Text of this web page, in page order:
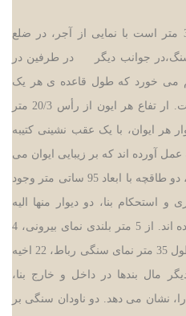
درازای رباط، 35 متر و پهنایش 30 متر است با نمایی از آجر، در ضلع
جوانب دیگر در طرفین در
می خورد که طول قاعده ی هر یک
30/3 متر و عرض آن 80/1 متر است. ار تفاع هر ایون از رأس 20/3 متر
هر ایوان، با یک عقب نشینی کتیبه
به عمل آورده اند که بر زیبایی ایوان می
افزاید. بر دیوارهای جانبی هر ایوان، دو طاقچه با ابعاد 95 ساتی متر وجود
استحکام بنا، دو دیوار منها الیه
غربی و شرقی رباط، فاقد این پدیده اند. از 5 متر بلندی نمای بیرونی، 4
متر آجر و بقیه از سنگ است. در طول 35 متر نمای سنگی رباط، 22 اخیه
مال بندها در داخل و خارج بنا،
نشان می دهد. دو ناودان سنگی بر